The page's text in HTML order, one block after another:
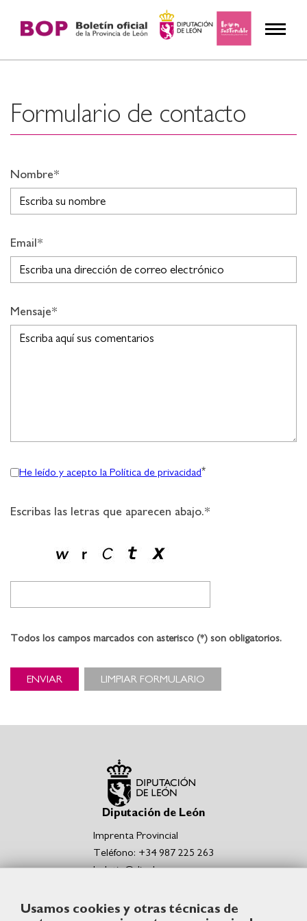
Usamos cookies y otras técnicas de
Formulario de contacto
Nombre*
Email*
Mensaje*
He leído y acepto la Política de privacidad*
Escribas las letras que aparecen abajo.*
Todos los campos marcados con asterisco (*) son obligatorios.
ENVIAR LIMPIAR FORMULARIO
Diputación de León
Imprenta Provincial
Teléfono: +34 987 225 263
boletin@dipuleon.es
Portal de la Diputación de León